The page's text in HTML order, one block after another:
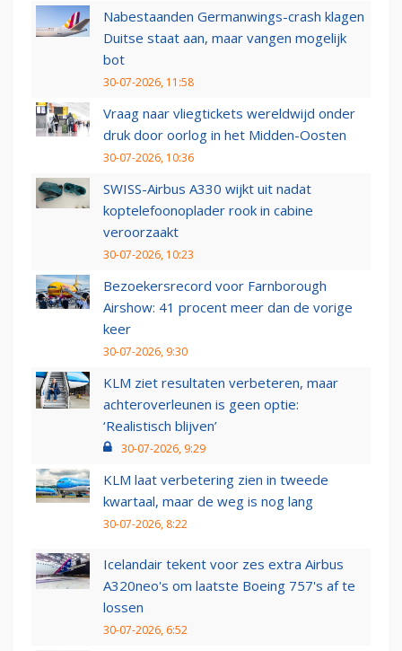
Nabestaanden Germanwings-crash klagen
Duitse staat aan, maar vangen mogelijk
bot
30-07-2026, 11:58
Vraag naar vliegtickets wereldwijd onder
druk door oorlog in het Midden-Oosten
30-07-2026, 10:36
SWISS-Airbus A330 wijkt uit nadat
koptelefoonoplader rook in cabine
veroorzaakt
30-07-2026, 10:23
Bezoekersrecord voor Farnborough
Airshow: 41 procent meer dan de vorige
keer
30-07-2026, 9:30
KLM ziet resultaten verbeteren, maar
achteroverleunen is geen optie:
‘Realistisch blijven’
30-07-2026, 9:29
KLM laat verbetering zien in tweede
kwartaal, maar de weg is nog lang
30-07-2026, 8:22
Icelandair tekent voor zes extra Airbus
A320neo's om laatste Boeing 757's af te
lossen
30-07-2026, 6:52